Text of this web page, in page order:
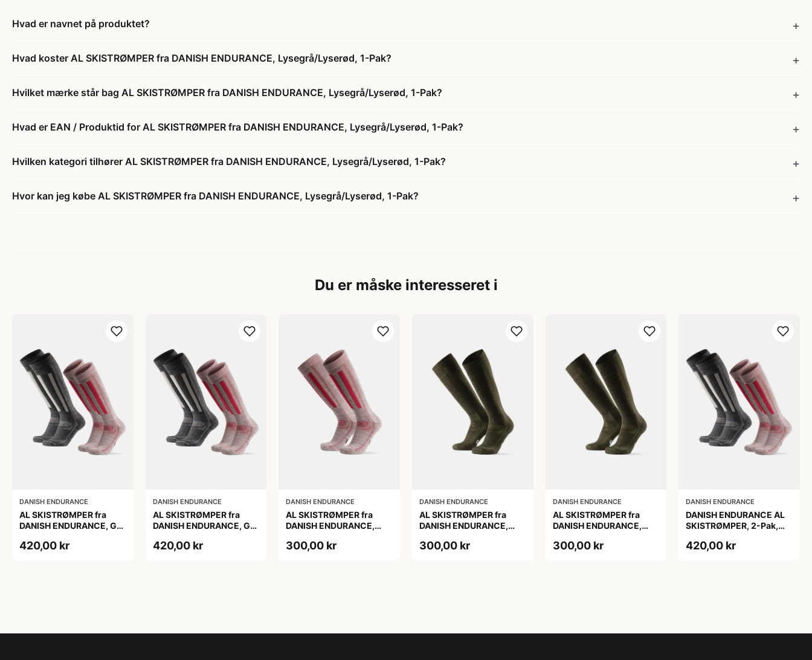
Hvad er navnet på produktet?
Hvad koster AL SKISTRØMPER fra DANISH ENDURANCE, Lysegrå/Lyserød, 1-Pak?
Hvilket mærke står bag AL SKISTRØMPER fra DANISH ENDURANCE, Lysegrå/Lyserød, 1-Pak?
Hvad er EAN / Produktid for AL SKISTRØMPER fra DANISH ENDURANCE, Lysegrå/Lyserød, 1-Pak?
Hvilken kategori tilhører AL SKISTRØMPER fra DANISH ENDURANCE, Lysegrå/Lyserød, 1-Pak?
Hvor kan jeg købe AL SKISTRØMPER fra DANISH ENDURANCE, Lysegrå/Lyserød, 1-Pak?
Du er måske interesseret i
DANISH ENDURANCE
AL SKISTRØMPER fra
DANISH ENDURANCE, Grå
420,00 kr
DANISH ENDURANCE
AL SKISTRØMPER fra
DANISH ENDURANCE, Grå
420,00 kr
DANISH ENDURANCE
AL SKISTRØMPER fra
DANISH ENDURANCE,
300,00 kr
DANISH ENDURANCE
AL SKISTRØMPER fra
DANISH ENDURANCE,
300,00 kr
DANISH ENDURANCE
AL SKISTRØMPER fra
DANISH ENDURANCE,
300,00 kr
DANISH ENDURANCE
DANISH ENDURANCE AL
SKISTRØMPER, 2-Pak,
420,00 kr